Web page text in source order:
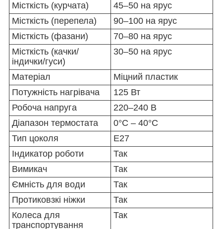
Місткість (курчата)
45–50 на ярус
Місткість (перепела)
90–100 на ярус
Місткість (фазани)
70–80 на ярус
Місткість (качки/
індички/гуси)
30–50 на ярус
Матеріал
Міцний пластик
Потужність нагрівача
125 Вт
Робоча напруга
220–240 В
Діапазон термостата
0°C – 40°C
Тип цоколя
E27
Індикатор роботи
Так
Вимикач
Так
Ємність для води
Так
Протиковзкі ніжки
Так
Колеса для
транспортування
Так